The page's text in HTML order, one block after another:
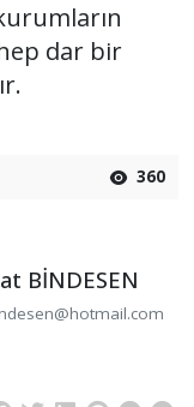
dar bir
360
BİNDESEN